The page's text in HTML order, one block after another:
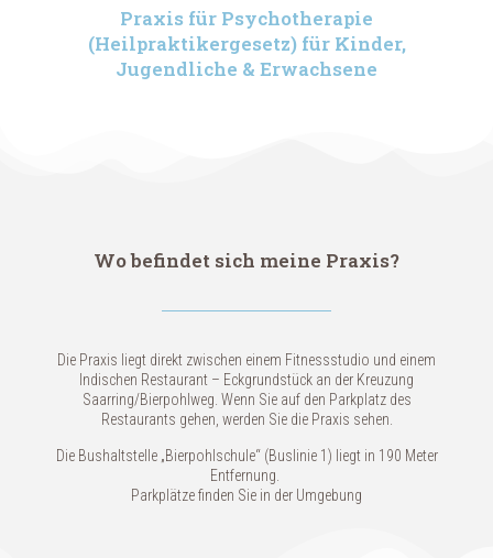
Praxis für Psychotherapie
(Heilpraktikergesetz) für Kinder,
Jugendliche & Erwachsene
Wo befindet sich meine Praxis?
Die Praxis liegt direkt zwischen einem Fitnessstudio und einem
Indischen Restaurant – Eckgrundstück an der Kreuzung
Saarring/Bierpohlweg. Wenn Sie auf den Parkplatz des
Restaurants gehen, werden Sie die Praxis sehen.
Die Bushaltstelle „Bierpohlschule“ (Buslinie 1) liegt in 190 Meter
Entfernung.
Parkplätze finden Sie in der Umgebung